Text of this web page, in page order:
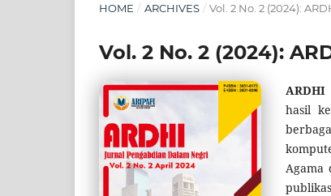
HOME / ARCHIVES / Vol. 2 No. 2 (2024):
Vol. 2 No. 2 (2024):
ARDHI
hasil
Agama